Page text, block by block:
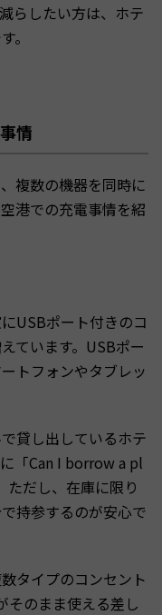
らしたい方は、ホテ
。
情
複数の機器を同時に
港での充電事情を紹
USBポート付きのコ
ています。USBポー
トフォンやタブレッ
貸し出しているホテ
「Can I borrow a pl
だし、在庫に限り
持参するのが安心で
タイプのコンセント
そのまま使える差し